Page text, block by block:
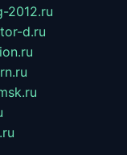
2012.ru
d.ru